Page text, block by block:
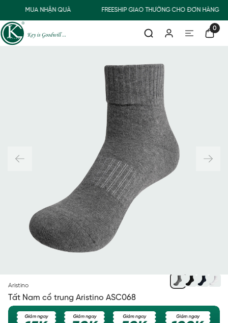
MUA NHẬN QUÀ FREESHIP GIAO THƯỜNG CHO ĐƠN HÀNG
0
Aristino
Tất Nam cổ trung Aristino ASC068